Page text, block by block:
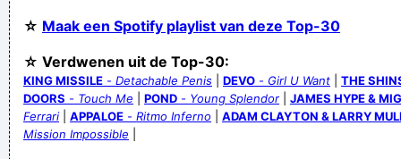
☆ Maak een Spotify playlist van deze Top-30
☆ Verdwenen uit de Top-30:
KING MISSILE - Detachable Penis DEVO - Girl U Want
THE
DOORS - Touch Me POND - Young Splendor
JAMES HYPE &
Ferrari
APPALOE - Ritmo Inferno
ADAM CLAYTON & LARRY
Mission Impossible